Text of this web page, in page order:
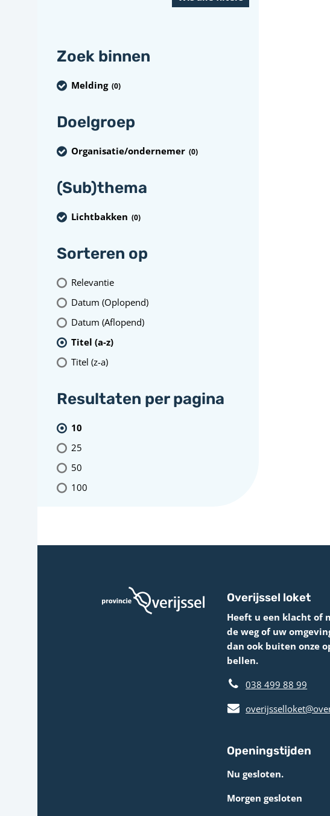
Zoek binnen
Melding (0)
Doelgroep
Organisatie/ondernemer (0)
(Sub)thema
Lichtbakken (0)
Sorteren op
Relevantie
Datum (Oplopend)
Datum (Aflopend)
Titel (a-z)
Titel (z-a)
Resultaten per pagina
10
25
50
100
Overijssel loket
Heeft u een klacht of
de weg of uw
dan ook buiten onze
bellen.
038 499 88 99
Openingstijden
Nu gesloten.
Morgen gesloten